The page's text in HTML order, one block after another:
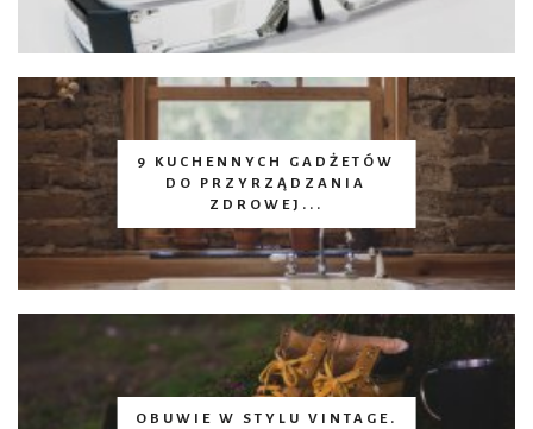
9 KUCHENNYCH GADŻETÓW
DO PRZYRZĄDZANIA
ZDROWEJ...
OBUWIE W STYLU VINTAGE.